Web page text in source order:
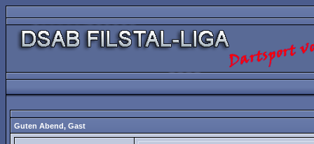
Guten Abend, Gast